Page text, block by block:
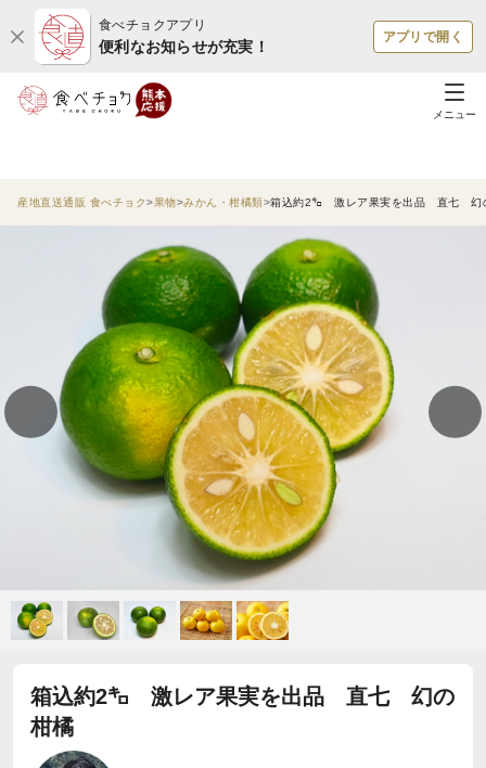
食べチョクアプリ
便利なお知らせが充実！
アプリで開く
メニュー
産地直送通販 食べチョク 果物 みかん・柑橘類 箱込約2㌔ 激レア果実を出品 直七 幻
箱込約2㌔ 激レア果実を出品 直七 幻の
柑橘